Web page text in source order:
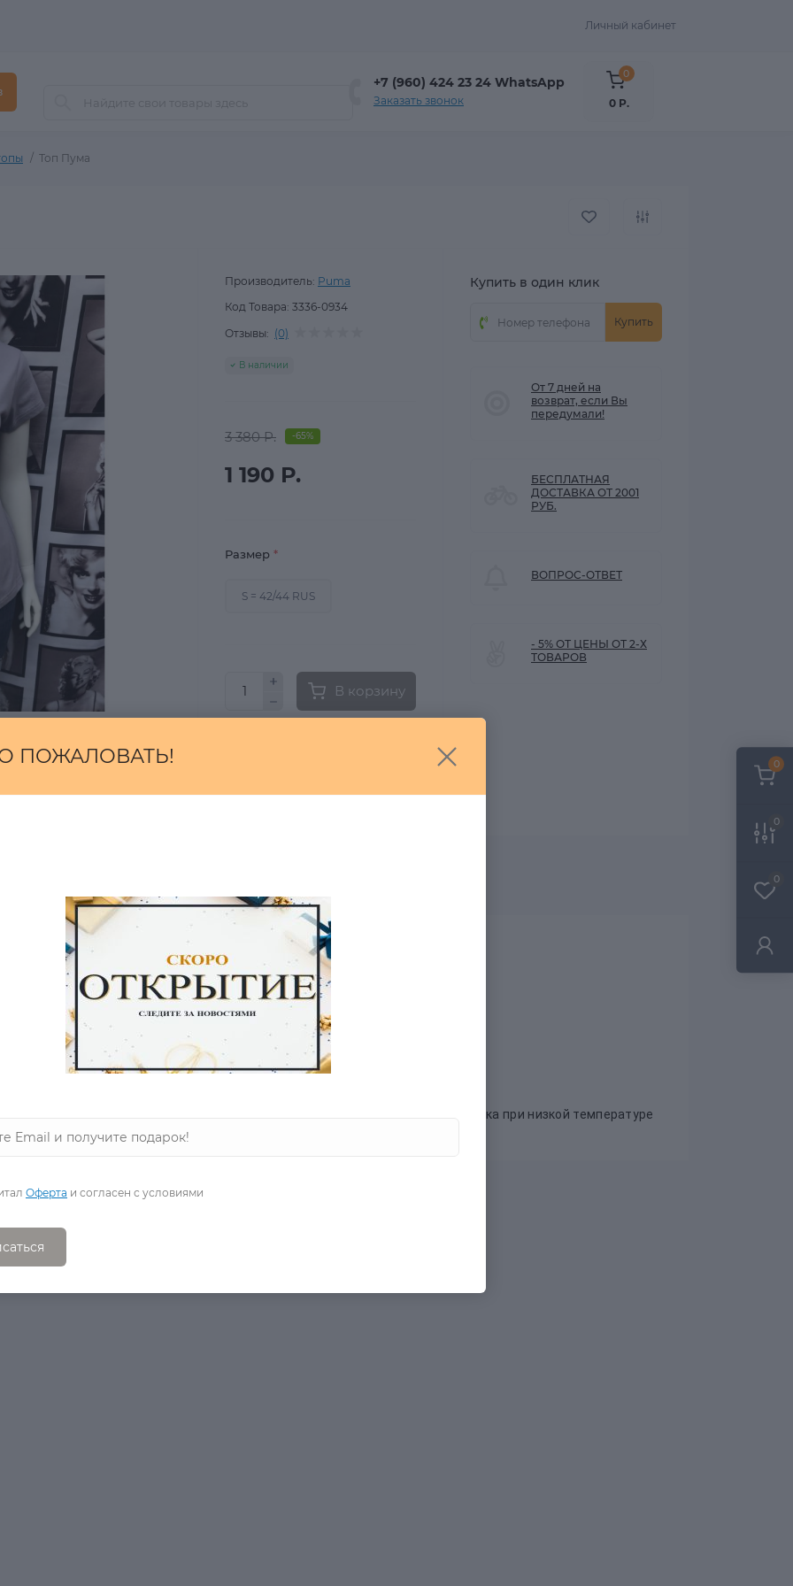
0
0
0
Личный кабинет
+7 (960) 424 23 24 WhatsApp
Заказать звонок
0
0 Р.
Топ Пума
Производитель: Puma
Код Товара: 3336-0934
Отзывы: (0)
В наличии
3 380 Р. -65%
1 190 Р.
Размер *
S = 42/44 RUS
В корзину
Купить в один клик
Купить
От 7 дней на
возврат, если Вы
передумали!
БЕСПЛАТНАЯ
ДОСТАВКА ОТ 2001
РУБ.
ВОПРОС-ОТВЕТ
- 5% ОТ ЦЕНЫ ОТ 2-Х
ТОВАРОВ
до 40°, гладить при температуре до 110°, допускается машинная сушка при низкой температуре
ПОЖАЛОВАТЬ!
Оферта и согласен с условиями